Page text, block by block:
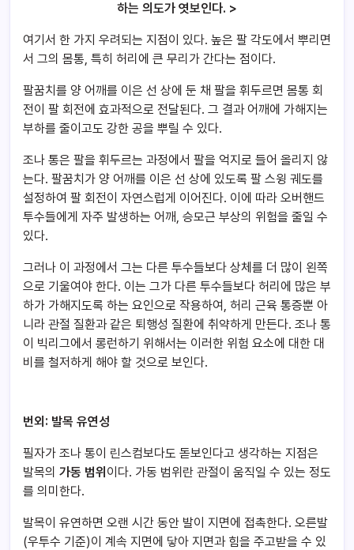
하는 의도가 엿보인다. >
여기서 한 가지 우려되는 지점이 있다. 높은 팔 각도에서 뿌리면
서 그의 몸통, 특히 허리에 큰 무리가 간다는 점이다.
팔꿈치를 양 어깨를 이은 선 상에 둔 채 팔을 휘두르면 몸통 회
전이 팔 회전에 효과적으로 전달된다. 그 결과 어깨에 가해지는
부하를 줄이고도 강한 공을 뿌릴 수 있다.
조나 통은 팔을 휘두르는 과정에서 팔을 억지로 들어 올리지 않
는다. 팔꿈치가 양 어깨를 이은 선 상에 있도록 팔 스윙 궤도를
설정하여 팔 회전이 자연스럽게 이어진다. 이에 따라 오버핸드
투수들에게 자주 발생하는 어깨, 승모근 부상의 위험을 줄일 수
있다.
그러나 이 과정에서 그는 다른 투수들보다 상체를 더 많이 왼쪽
으로 기울여야 한다. 이는 그가 다른 투수들보다 허리에 많은 부
하가 가해지도록 하는 요인으로 작용하여, 허리 근육 통증뿐 아
니라 관절 질환과 같은 퇴행성 질환에 취약하게 만든다. 조나 통
이 빅리그에서 롱런하기 위해서는 이러한 위험 요소에 대한 대
비를 철저하게 해야 할 것으로 보인다.
번외: 발목 유연성
필자가 조나 통이 린스컴보다도 돋보인다고 생각하는 지점은
발목의 가동 범위 이 다. 가동 범위란 관절이 움직일 수 있는 정도
를 의미한다.
발목이 유연하면 오랜 시간 동안 발이 지면에 접촉한다. 오른발
(우투수 기준)이 계속 지면에 닿아 지면과 힘을 주고받을 수 있